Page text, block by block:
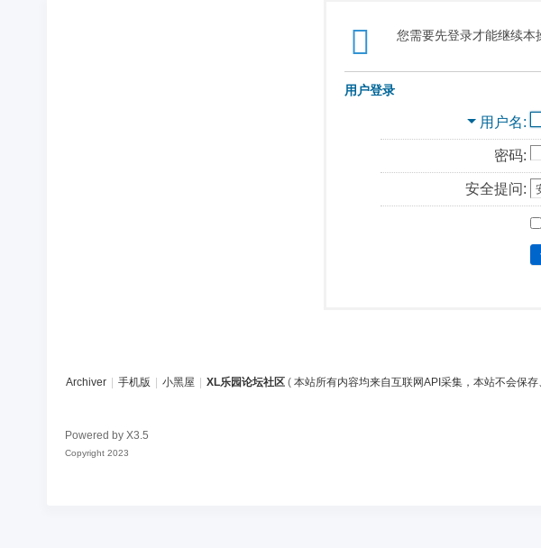
您需要先登录才能继续本
用户登录
用户名
密码:
安全提问:
Archiver 手机版 小黑屋 XL乐园论坛社区 ( 本站所有内容均来自互联网API采集，本站不会保
Powered by X3.5
Copyright 2023